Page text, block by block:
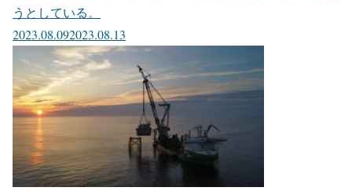
うとしている。
2023.08.092023.08.13